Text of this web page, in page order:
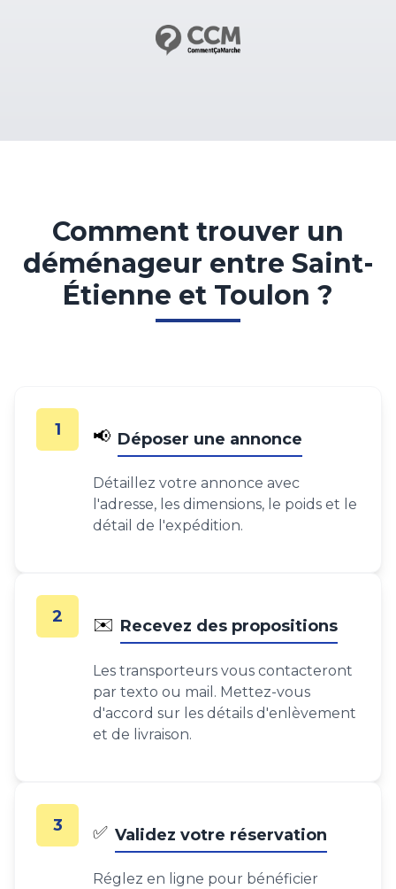
Comment trouver un
déménageur entre Saint-
Étienne et Toulon ?
1 📢 Déposer une annonce
Détaillez votre annonce avec
l'adresse, les dimensions, le poids et le
détail de l'expédition.
2 ✉️ Recevez des propositions
Les transporteurs vous contacteront
par texto ou mail. Mettez-vous
d'accord sur les détails d'enlèvement
et de livraison.
3 ✅ Validez votre réservation
Réglez en ligne pour bénéficier